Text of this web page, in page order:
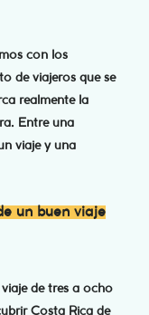
con los
de viajeros que se
realmente la
Entre una
viaje y una
un buen viaje
de tres a ocho
Costa Rica de